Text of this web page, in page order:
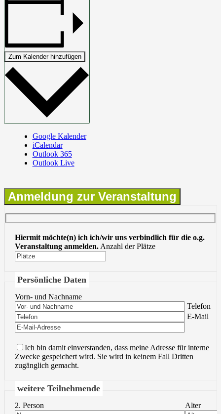
Zum Kalender hinzufügen
Google Kalender
iCalendar
Outlook 365
Outlook Live
Anmeldung zur Veranstaltung
Hiermit möchte(n) ich ich/wir uns verbindlich für die o.g.
Veranstaltung anmelden. Anzahl der Plätze
Persönliche Daten
Vorn- und Nachname
Bitte lasse
Telefon
Bitte lasse
E-Mail
Ich bin damit einverstanden, dass meine Adresse für interne
Zwecke gespeichert wird. Sie wird in keinem Fall Dritten
zugänglich gemacht.
weitere Teilnehmende
2. Person Alter